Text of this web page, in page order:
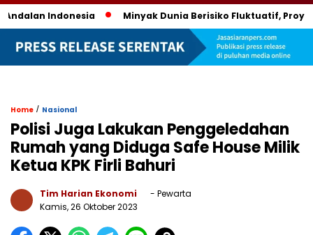
Indonesia Minyak Dunia Berisiko Fluktuatif, Proyeksi
Home / Nasional
Polisi Juga Lakukan Penggeledahan
Rumah yang Diduga Safe House Milik
Ketua KPK Firli Bahuri
Tim Harian Ekonomi
- Pewarta
Kamis, 26 Oktober 2023